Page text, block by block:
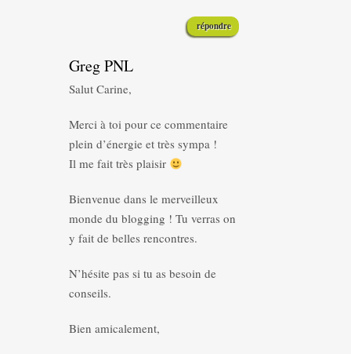
répondre
Greg PNL
Salut Carine,
Merci à toi pour ce commentaire
plein d’énergie et très sympa !
Il me fait très plaisir
Bienvenue dans le merveilleux
monde du blogging ! Tu verras on
y fait de belles rencontres.
N’hésite pas si tu as besoin de
conseils.
Bien amicalement,